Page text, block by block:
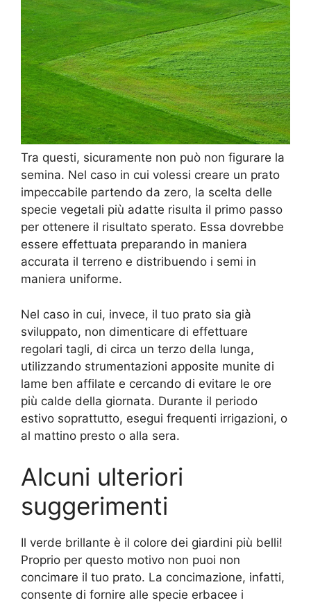
Tra questi, sicuramente non può non figurare la
semina. Nel caso in cui volessi creare un prato
impeccabile partendo da zero, la scelta delle
specie vegetali più adatte risulta il primo passo
per ottenere il risultato sperato. Essa dovrebbe
essere effettuata preparando in maniera
accurata il terreno e distribuendo i semi in
maniera uniforme.
Nel caso in cui, invece, il tuo prato sia già
sviluppato, non dimenticare di effettuare
regolari tagli, di circa un terzo della lunga,
utilizzando strumentazioni apposite munite di
lame ben affilate e cercando di evitare le ore
più calde della giornata. Durante il periodo
estivo soprattutto, esegui frequenti irrigazioni, o
al mattino presto o alla sera.
Alcuni ulteriori
suggerimenti
Il verde brillante è il colore dei giardini più belli!
Proprio per questo motivo non puoi non
concimare il tuo prato. La concimazione, infatti,
consente di fornire alle specie erbacee i